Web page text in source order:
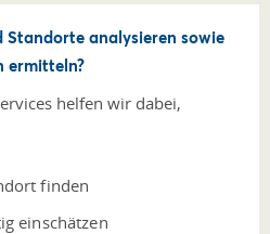
Standorte analysieren sowie
ermitteln?
helfen wir dabei,
finden
einschätzen